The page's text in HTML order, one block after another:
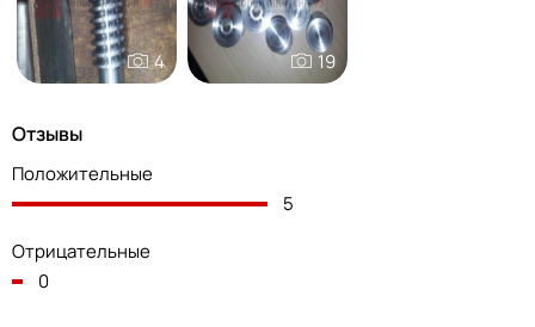
4 19
Отзывы
Положительные
5
Отрицательные
0